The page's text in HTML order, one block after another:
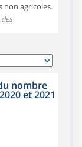
non agricoles.
nombre
et 2021